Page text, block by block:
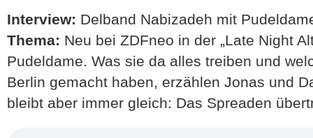
Interview: Delband Nabizadeh mit
Thema: Neu bei ZDFneo in der „Late Night
Pudeldame. Was sie da alles treiben und
Berlin gemacht haben, erzählen Jonas und
bleibt aber immer gleich: Das Spreaden